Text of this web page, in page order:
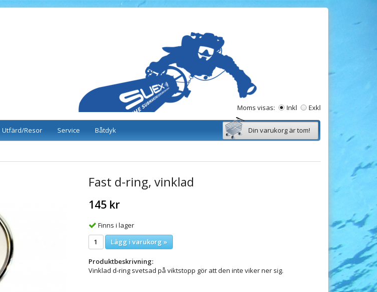
Moms visas: Inkl Exkl
Utfärd/Resor Service Båtdyk Din varukorg är tom!
Fast d-ring, vinklad
145 kr
Finns i lager
Lägg i varukorg »
Produktbeskrivning:
Vinklad d-ring svetsad på viktstopp gör att den inte viker ner sig.